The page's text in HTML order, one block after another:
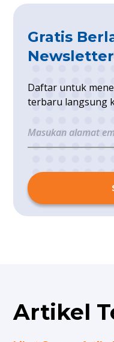
Gratis
Newsletter
Daftar untuk
terbaru langsung
Artikel